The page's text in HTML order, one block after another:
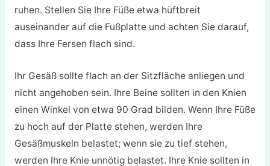
ruhen. Stellen Sie Ihre Füße etwa hüftbreit
auseinander auf die Fußplatte und achten Sie darauf,
dass Ihre Fersen flach sind.
Ihr Gesäß sollte flach an der Sitzfläche anliegen und
nicht angehoben sein. Ihre Beine sollten in den Knien
einen Winkel von etwa 90 Grad bilden. Wenn Ihre Füße
zu hoch auf der Platte stehen, werden Ihre
Gesäßmuskeln belastet; wenn sie zu tief stehen,
werden Ihre Knie unnötig belastet. Ihre Knie sollten in